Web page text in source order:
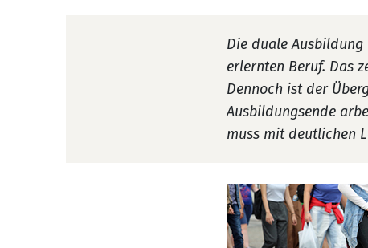
Die duale
erlernten Beruf. Das
Dennoch ist der
Ausbildungsende
muss mit deutlichen